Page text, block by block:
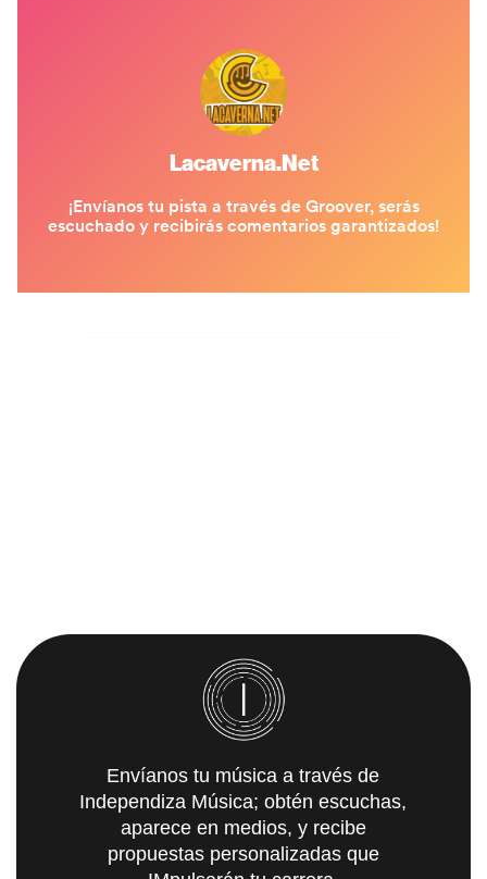
Envíanos tu música a través de
Independiza Música; obtén escuchas,
aparece en medios, y recibe
propuestas personalizadas que